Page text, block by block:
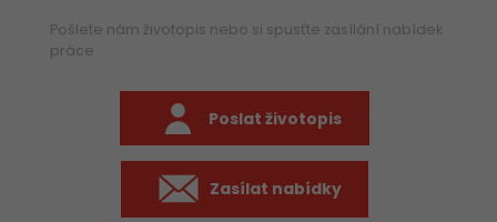
Pošlete nám životopis nebo si spusťte zasílání nabídek
práce
Poslat životopis
Zasílat nabídky